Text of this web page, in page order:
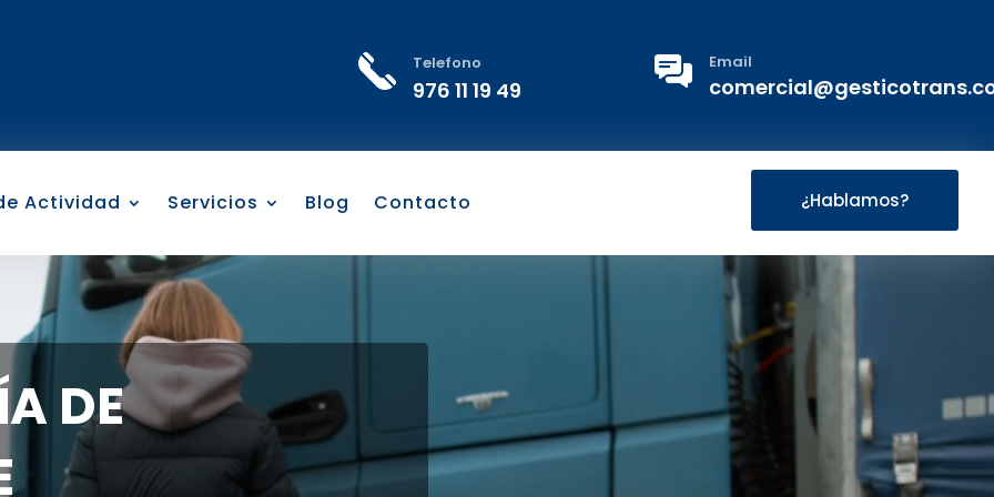
Telefono
976 11 19 49
Email
Actividad Servicios Blog Contacto ¿Hablamos?
DE